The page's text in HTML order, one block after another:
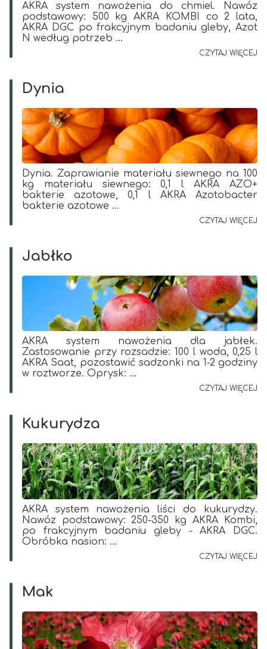
AKRA system nawożenia do chmiel. Nawóz
podstawowy: 500 kg AKRA KOMBI co 2 lata,
AKRA DGC po frakcyjnym badaniu gleby, Azot
N według potrzeb ...
CZYTAJ WIĘCEJ
Dynia
Dynia. Zaprawianie materiału siewnego na 100
kg materiału siewnego: 0,1 l AKRA AZO+
bakterie azotowe, 0,1 l AKRA Azotobacter
bakterie azotowe ...
CZYTAJ WIĘCEJ
Jabłko
AKRA system nawożenia dla jabłek.
Zastosowanie przy rozsadzie: 100 l woda, 0,25 l
AKRA Saat, pozostawić sadzonki na 1-2 godziny
w roztworze. Oprysk: ...
CZYTAJ WIĘCEJ
Kukurydza
AKRA system nawożenia liści do kukurydzy.
Nawóz podstawowy: 250-350 kg AKRA Kombi,
po frakcyjnym badaniu gleby - AKRA DGC.
Obróbka nasion: ...
CZYTAJ WIĘCEJ
Mak